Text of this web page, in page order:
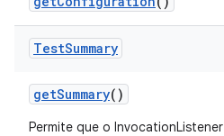
TestSummary
getSummary()
Permite que o